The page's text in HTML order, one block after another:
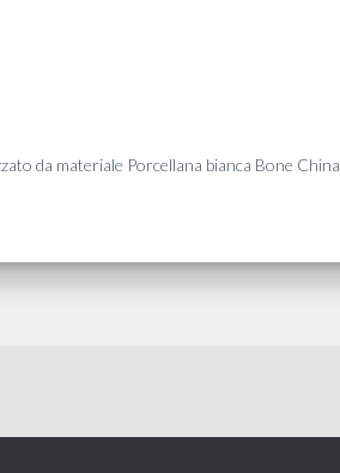
da materiale Porcellana bianca Bone China